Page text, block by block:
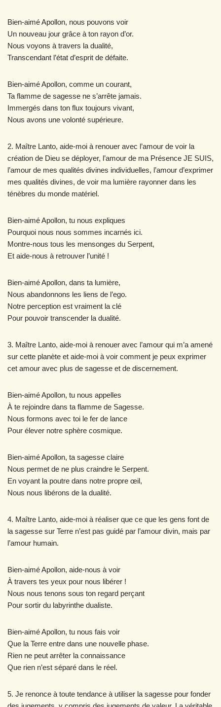
Bien-aimé Apollon, nous pouvons voir
Un nouveau jour grâce à ton rayon d’or.
Nous voyons à travers la dualité,
Transcendant l’état d’esprit de défaite.
Bien-aimé Apollon, comme un courant,
Ta flamme de sagesse ne s’arrête jamais.
Immergés dans ton flux toujours vivant,
Nous avons une volonté supérieure.
2. Maître Lanto, aide-moi à renouer avec l’amour de voir la
création de Dieu se déployer, l’amour de ma Présence JE SUIS,
l’amour de mes qualités divines individuelles, l’amour d’exprimer
mes qualités divines, de voir ma lumière rayonner dans les
ténèbres du monde matériel.
Bien-aimé Apollon, tu nous expliques
Pourquoi nous nous sommes incarnés ici.
Montre-nous tous les mensonges du Serpent,
Et aide-nous à retrouver l’unité !
Bien-aimé Apollon, dans ta lumière,
Nous abandonnons les liens de l’ego.
Notre perception est vraiment la clé
Pour pouvoir transcender la dualité.
3. Maître Lanto, aide-moi à renouer avec l’amour qui m’a amené
sur cette planète et aide-moi à voir comment je peux exprimer
cet amour avec plus de sagesse et de discernement.
Bien-aimé Apollon, tu nous appelles
À te rejoindre dans ta flamme de Sagesse.
Nous formons avec toi le fer de lance
Pour élever notre sphère cosmique.
Bien-aimé Apollon, ta sagesse claire
Nous permet de ne plus craindre le Serpent.
En voyant la poutre dans notre propre œil,
Nous nous libérons de la dualité.
4. Maître Lanto, aide-moi à réaliser que ce que les gens font de
la sagesse sur Terre n’est pas guidé par l’amour divin, mais par
l’amour humain.
Bien-aimé Apollon, aide-nous à voir
À travers tes yeux pour nous libérer !
Nous nous tenons sous ton regard perçant
Pour sortir du labyrinthe dualiste.
Bien-aimé Apollon, tu nous fais voir
Que la Terre entre dans une nouvelle phase.
Rien ne peut arrêter la connaissance
Que rien n’est séparé dans le réel.
5. Je renonce à toute tendance à utiliser la sagesse pour fonder